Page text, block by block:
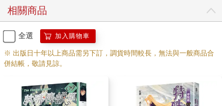
相關商品
全選 加入購物車
※ 出版日十年以上商品需另下訂，調貨時間較長，無法與一般商品合
併結帳，敬請見諒。